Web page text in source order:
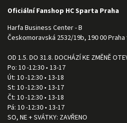
Oficiální Fanshop HC Sparta Praha
Harfa Business Center - B
Českomoravská 2532/19b, 190 00 Praha
OD 1.5. DO 31.8. DOCHÁZÍ KE ZMĚNĚ
Po: 10 -12:30 • 13-17
Út: 10 -12:30 • 13-18
St: 10 -12:30 • 13-17
Čt: 10 -12:30 • 13-18
Pá: 10 -12:30 • 13-17
SO, NE + SVÁTKY: ZAVŘENO